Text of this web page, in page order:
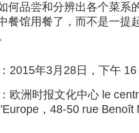
何品尝和分辨出各个菜系
餐馆用餐了，而不是一提
2015年3月28日，下午
欧洲时报文化中心 le
，48-50 rue Benoît